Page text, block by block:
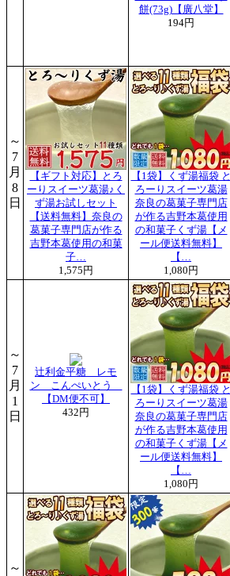
餅(73g)【廣八堂】
194円
～
7
月
8
日
【ギフト対応】とろ
ーりスイーツ葛湯♪く
ず湯お試しセット
【送料無料】奈良の
葛菓子専門店が作る
吉野本葛使用の和菓
子…
1,575円
【1袋】くず湯福袋 と
ろーりスイーツ葛湯
奈良の葛菓子専門店
が作る吉野本葛使用
の和菓子くず湯【メ
ール便送料無料】
【…
1,080円
～
7
月
1
日
辻利金平糖 レモ
ン こんぺいとう
【DM便不可】
432円
【1袋】くず湯福袋 と
ろーりスイーツ葛湯
奈良の葛菓子専門店
が作る吉野本葛使用
の和菓子くず湯【メ
ール便送料無料】
【…
1,080円
～